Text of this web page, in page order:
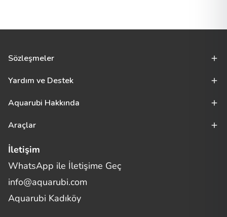
Sözleşmeler
Yardım ve Destek
Aquarubi Hakkında
Araçlar
İletişim
WhatsApp ile İletişime Geç
info@aquarubi.com
Aquarubi Kadıköy
Merhaba! Size nasıl yardımcı
olabilirim?